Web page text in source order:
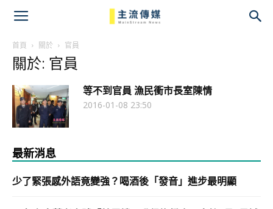
首頁 關於 官員
關於: 官員
等不到官員 漁民衝市長室陳情
2016-01-08 23:50
最新消息
少了緊張感外語竟變強？喝酒後「發音」進步最明顯